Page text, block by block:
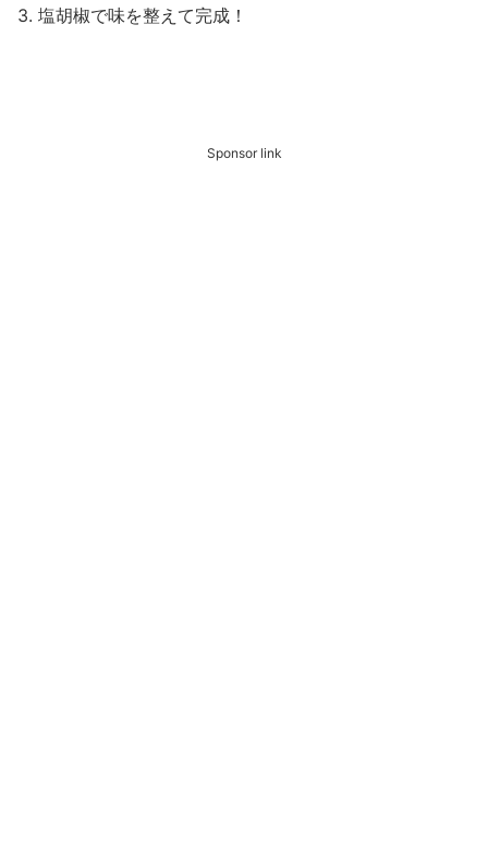
3. 塩胡椒で味を整えて完成！
Sponsor link